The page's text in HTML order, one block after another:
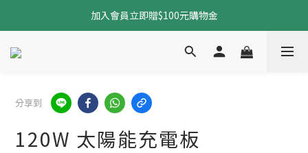
加入會員立即贈$100元購物金
加入會員立即贈$100元購物金
全館免運中（不限商品）
分享到
120W 太陽能充電板